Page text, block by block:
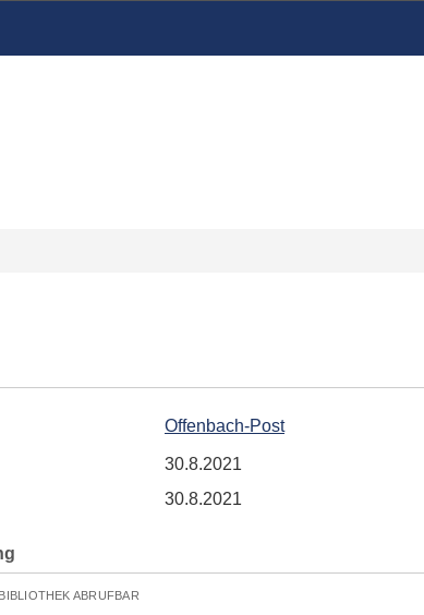
Offenbach-Post
30.8.2021
30.8.2021
ABRUFBAR